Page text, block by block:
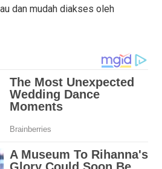
dan mudah diakses oleh